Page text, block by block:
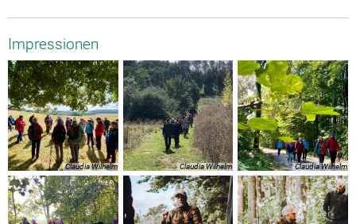
Impressionen
Claudia Wilhelm Claudia Wilhelm Claudia Wilhelm